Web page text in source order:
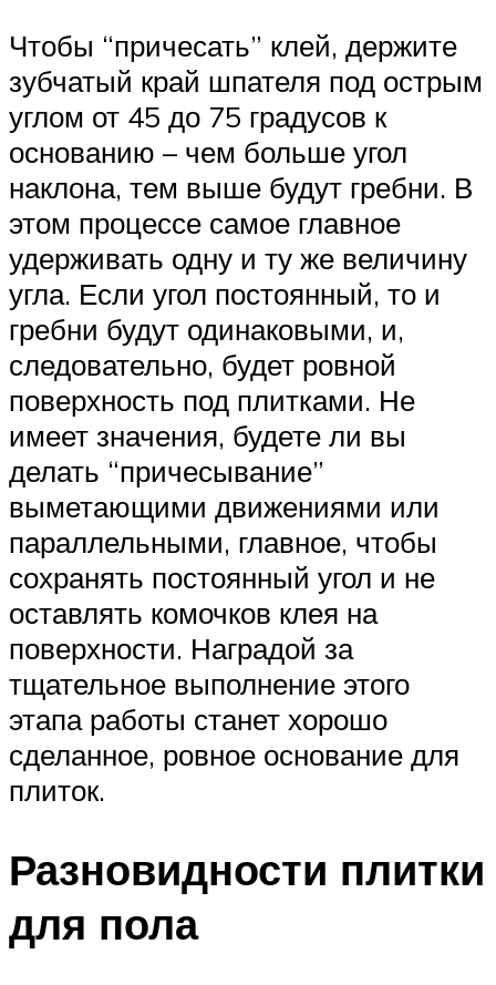
Чтобы “причесать” клей, держите
зубчатый край шпателя под острым
углом от 45 до 75 градусов к
основанию – чем больше угол
наклона, тем выше будут гребни. В
этом процессе самое главное
удерживать одну и ту же величину
угла. Если угол постоянный, то и
гребни будут одинаковыми, и,
следовательно, будет ровной
поверхность под плитками. Не
имеет значения, будете ли вы
делать “причесывание”
выметающими движениями или
параллельными, главное, чтобы
сохранять постоянный угол и не
оставлять комочков клея на
поверхности. Наградой за
тщательное выполнение этого
этапа работы станет хорошо
сделанное, ровное основание для
плиток.
Разновидности плитки
для пола